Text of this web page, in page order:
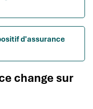
d'assurance
change sur